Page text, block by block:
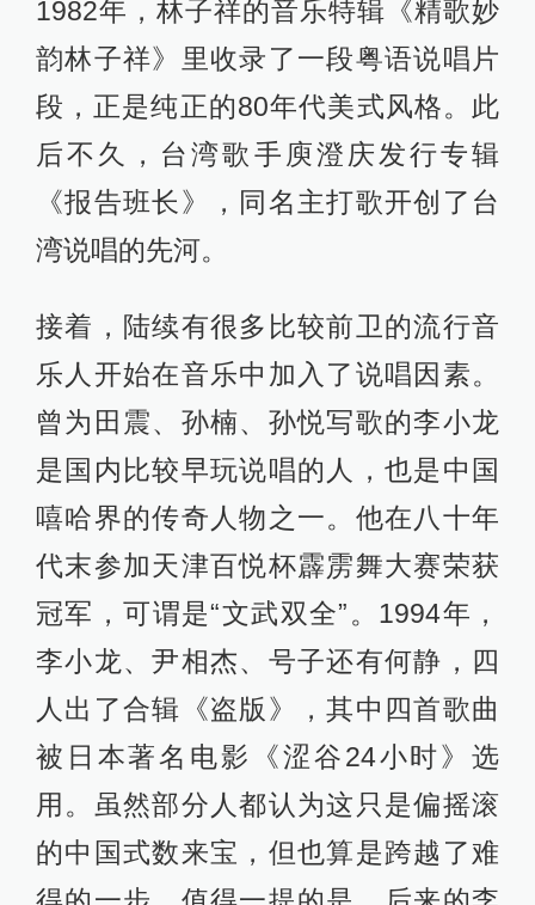
1982年，林子祥的音乐特辑《精歌妙
韵林子祥》里收录了一段粤语说唱片
段，正是纯正的80年代美式风格。此
后不久，台湾歌手庾澄庆发行专辑
《报告班长》，同名主打歌开创了台
湾说唱的先河。
接着，陆续有很多比较前卫的流行音
乐人开始在音乐中加入了说唱因素。
曾为田震、孙楠、孙悦写歌的李小龙
是国内比较早玩说唱的人，也是中国
嘻哈界的传奇人物之一。他在八十年
代末参加天津百悦杯霹雳舞大赛荣获
冠军，可谓是“文武双全”。1994年，
李小龙、尹相杰、号子还有何静，四
人出了合辑《盗版》，其中四首歌曲
被日本著名电影《涩谷24小时》选
用。虽然部分人都认为这只是偏摇滚
的中国式数来宝，但也算是跨越了难